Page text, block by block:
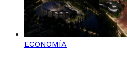
ECONOMÍA